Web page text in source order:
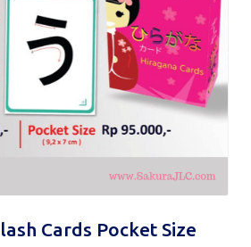
Cards Pocket Size